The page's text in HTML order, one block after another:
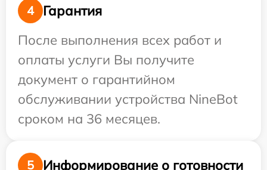
4
Гарантия
После выполнения всех работ и
оплаты услуги Вы получите
документ о гарантийном
обслуживании устройства NineBot
сроком на 36 месяцев.
5
Информирование о готовности